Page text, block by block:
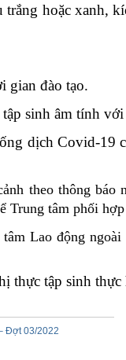
trắng hoặc xanh,
gian đào tạo.
sinh âm tính
dịch Covid-19
theo thông báo
Trung tâm phối
tâm Lao động ngoài
thực tập sinh
Đợt 03/2022